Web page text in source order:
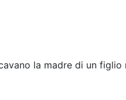
la madre di un